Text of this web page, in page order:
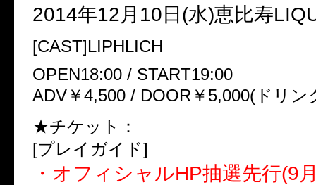
2014年12月10日(水)恵比寿
[CAST]LIPHLICH
OPEN18:00 / START19:00
ADV￥4,500 / DOOR￥5,000(ドリン
★チケット：
[プレイガイド]
・オフィシャルHP抽選先行(9